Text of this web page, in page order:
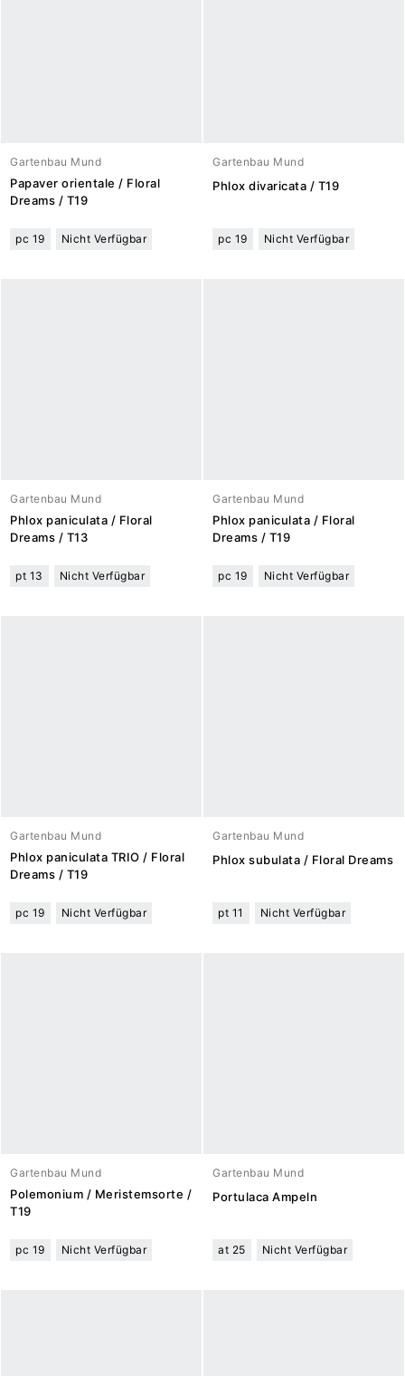
Gartenbau Mund
Papaver orientale / Floral
Dreams / T19
pc 19 Nicht Verfügbar
Gartenbau Mund
Phlox divaricata / T19
pc 19 Nicht Verfügbar
Gartenbau Mund
Phlox paniculata / Floral
Dreams / T13
pt 13 Nicht Verfügbar
Gartenbau Mund
Phlox paniculata / Floral
Dreams / T19
pc 19 Nicht Verfügbar
Gartenbau Mund
Phlox paniculata TRIO / Floral
Dreams / T19
pc 19 Nicht Verfügbar
Gartenbau Mund
Phlox subulata / Floral Dreams
pt 11 Nicht Verfügbar
Gartenbau Mund
Polemonium / Meristemsorte /
T19
pc 19 Nicht Verfügbar
Gartenbau Mund
Portulaca Ampeln
at 25 Nicht Verfügbar